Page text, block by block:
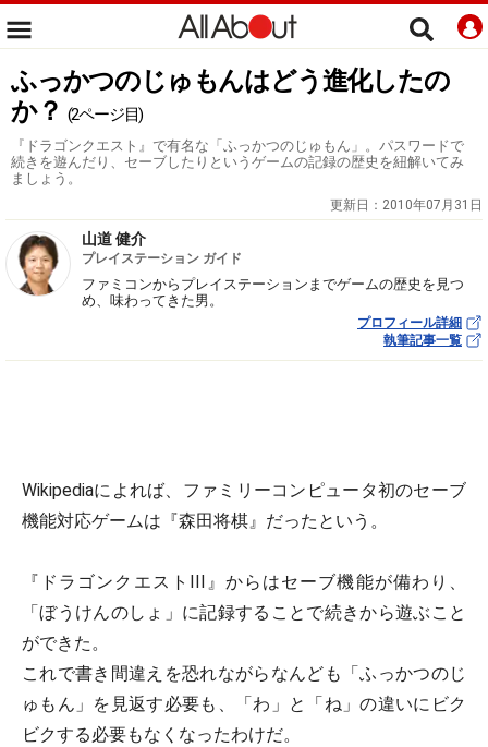
ふっかつのじゅもんはどう進化したの
か？ (2ページ目)
『ドラゴンクエスト』で有名な「ふっかつのじゅもん」。パスワードで
続きを遊んだり、セーブしたりというゲームの記録の歴史を紐解いてみ
ましょう。
更新日： 2010年07月31日
山道 健介
プレイステーション ガイド
ファミコンからプレイステーションまでゲームの歴史を見つ
め、味わってきた男。
プロフィール詳細
執筆記事一覧
Wikipediaによれば、ファミリーコンピュータ初のセーブ
機能対応ゲームは『森田将棋』だったという。
『ドラゴンクエストIII』からはセーブ機能が備わり、
「ぼうけんのしょ」に記録することで続きから遊ぶこと
ができた。
これで書き間違えを恐れながらなんども「ふっかつのじ
ゅもん」を見返す必要も、「わ」と「ね」の違いにビク
ビクする必要もなくなったわけだ。